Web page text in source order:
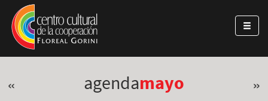
Pasar al contenido principal
Jump to main content
« agendamayo »